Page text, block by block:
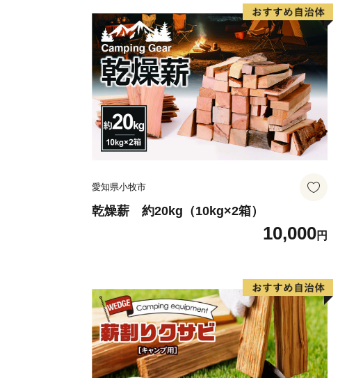
愛知県小牧市
乾燥薪 約20kg（10kg×2箱）
10,000円